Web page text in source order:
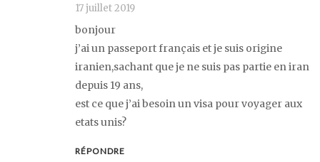
17 juillet 2019
bonjour
j’ai un passeport français et je suis origine
iranien,sachant que je ne suis pas partie en iran
depuis 19 ans,
est ce que j’ai besoin un visa pour voyager aux
etats unis?
RÉPONDRE